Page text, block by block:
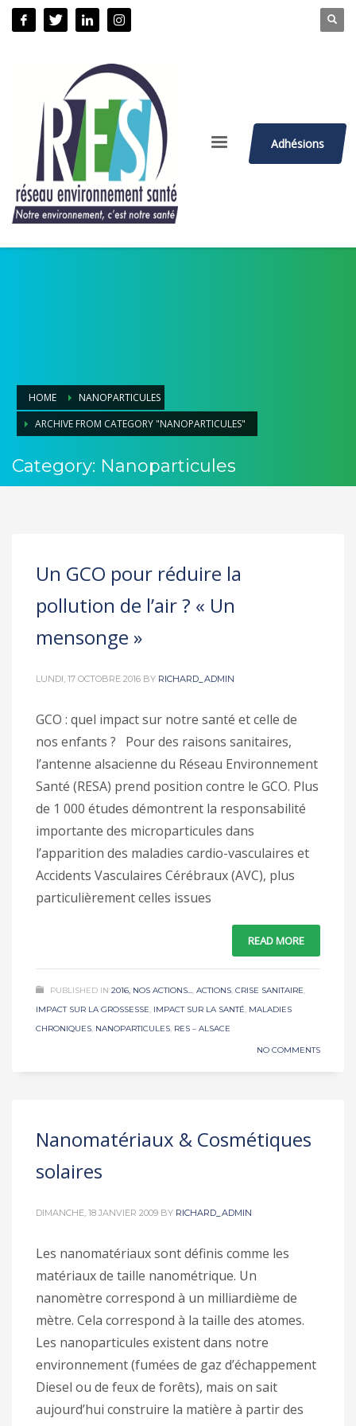
Adhésions
HOME
NANOPARTICULES
ARCHIVE FROM CATEGORY "NANOPARTICULES"
Category: Nanoparticules
Un GCO pour réduire la
pollution de l’air ? « Un
mensonge »
LUNDI, 17 OCTOBRE 2016 BY RICHARD_ADMIN
GCO : quel impact sur notre santé et celle de
nos enfants ? Pour des raisons sanitaires,
l’antenne alsacienne du Réseau Environnement
Santé (RESA) prend position contre le GCO. Plus
de 1 000 études démontrent la responsabilité
importante des microparticules dans
l’apparition des maladies cardio-vasculaires et
Accidents Vasculaires Cérébraux (AVC), plus
particulièrement celles issues
READ MORE
PUBLISHED IN 2016, NOS ACTIONS..., ACTIONS, CRISE SANITAIRE,
IMPACT SUR LA GROSSESSE, IMPACT SUR LA SANTÉ, MALADIES
CHRONIQUES, NANOPARTICULES, RES – ALSACE
NO COMMENTS
Nanomatériaux & Cosmétiques
solaires
DIMANCHE, 18 JANVIER 2009 BY RICHARD_ADMIN
Les nanomatériaux sont définis comme les
matériaux de taille nanométrique. Un
nanomètre correspond à un milliardième de
mètre. Cela correspond à la taille des atomes.
Les nanoparticules existent dans notre
environnement (fumées de gaz d’échappement
Diesel ou de feux de forêts), mais on sait
aujourd’hui construire la matière à partir des